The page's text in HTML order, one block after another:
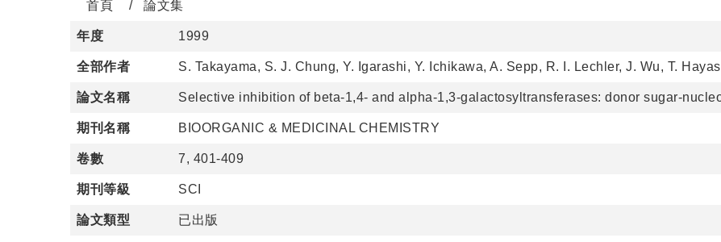
首頁 論文集
年度 1999
全部作者 S. Takayama, S. J. Chung, Y. Igarashi, Y. Ichikawa, A. Sepp, R. I. Lechler, J. Wu, T.
論文名稱 Selective inhibition of beta-1,4- and alpha-1,3-galactosyltransferases: donor sugar-
期刊名稱 BIOORGANIC & MEDICINAL CHEMISTRY
卷數 7, 401-409
期刊等級 SCI
論文類型 已出版